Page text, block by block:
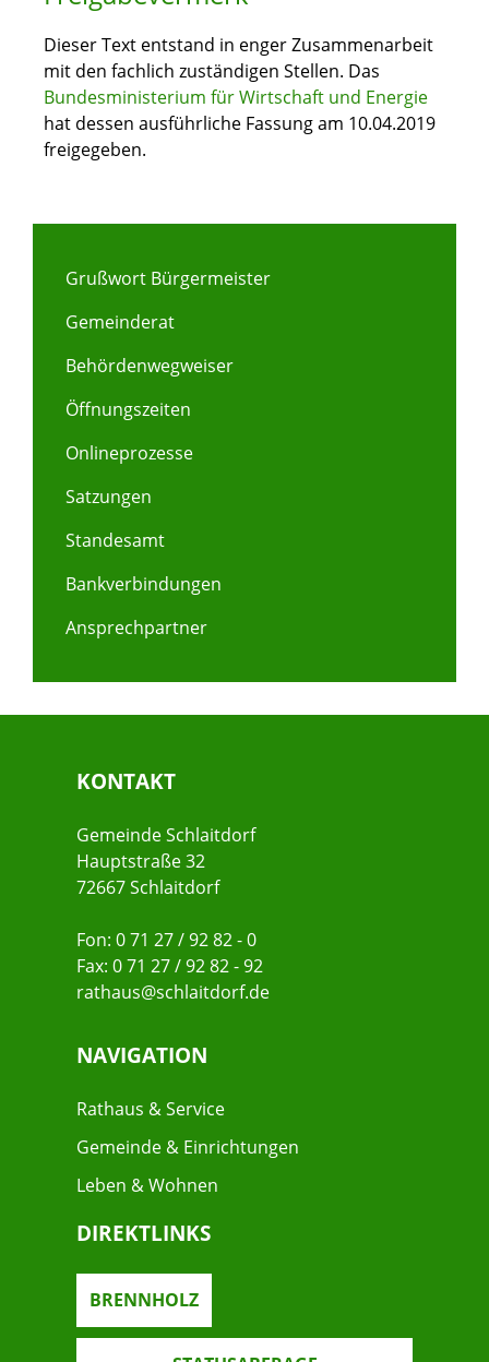
Dieser Text entstand in enger Zusammenarbeit
mit den fachlich zuständigen Stellen. Das
Bundesministerium für Wirtschaft und Energie
hat dessen ausführliche Fassung am 10.04.2019
freigegeben.
Grußwort Bürgermeister
Gemeinderat
Behördenwegweiser
Öffnungszeiten
Onlineprozesse
Satzungen
Standesamt
Bankverbindungen
Ansprechpartner
KONTAKT
Gemeinde Schlaitdorf
Hauptstraße 32
72667 Schlaitdorf
Fon: 0 71 27 / 92 82 - 0
Fax: 0 71 27 / 92 82 - 92
rathaus@schlaitdorf.de
NAVIGATION
Rathaus & Service
Gemeinde & Einrichtungen
Leben & Wohnen
DIREKTLINKS
BRENNHOLZ